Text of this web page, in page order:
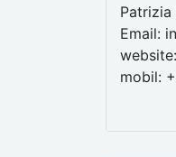
Patrizia
Email:
mobil: